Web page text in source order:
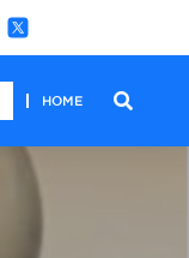
HOME